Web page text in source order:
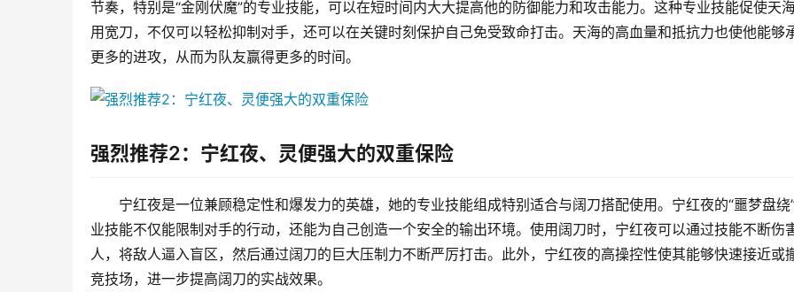
节奏，特别是“金刚伏魔”的专业技能，可以在短时间内大大提高他的防御能力和攻击能力。这种专业技能促使天
用宽刀，不仅可以轻松抑制对手，还可以在关键时刻保护自己免受致命打击。天海的高血量和抵抗力也使他能够
更多的进攻，从而为队友赢得更多的时间。
强烈推荐2：宁红夜、灵便强大的双重保险
宁红夜是一位兼顾稳定性和爆发力的英雄，她的专业技能组成特别适合与阔刀搭配使用。宁红夜的“噩梦盘绕
业技能不仅能限制对手的行动，还能为自己创造一个安全的输出环境。使用阔刀时，宁红夜可以通过技能不断伤
人，将敌人逼入盲区，然后通过阔刀的巨大压制力不断严厉打击。此外，宁红夜的高操控性使其能够快速接近或
竞技场，进一步提高阔刀的实战效果。